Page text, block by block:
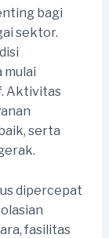
bagi
sektor.
mulai
Aktivitas
serta
dipercepat
fasilitas